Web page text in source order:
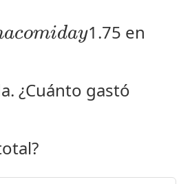
comiday1.75 en
¿Cuánto gastó